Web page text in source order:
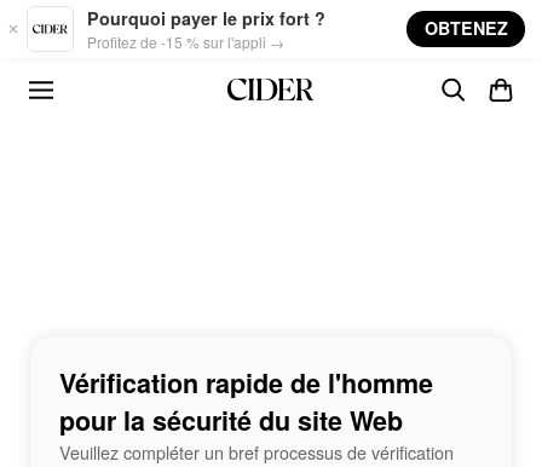
Skip to main content
Pourquoi payer le prix fort ?
Profitez de -15 % sur l'appli →
OBTENEZ
Vérification rapide de l'homme
pour la sécurité du site Web
Veuillez compléter un bref processus de vérification